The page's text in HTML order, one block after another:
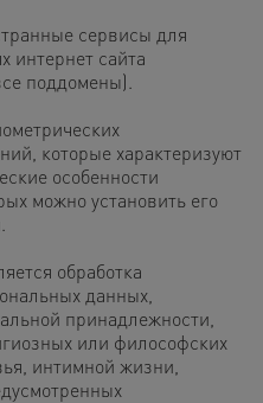
сервисы для
интернет сайта
поддомены).
которые характеризуют
особенности
можно установить его
обработка
данных,
принадлежности,
или философских
интимной жизни,